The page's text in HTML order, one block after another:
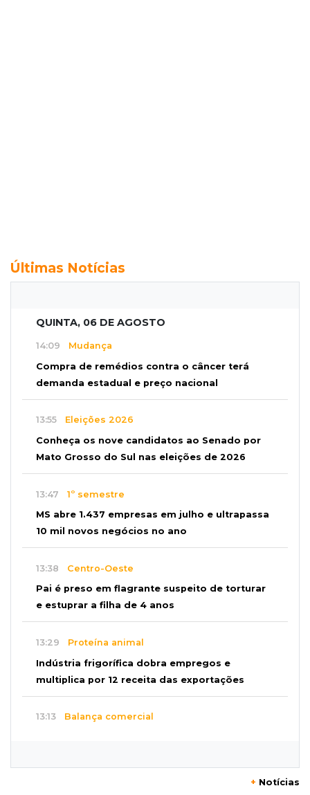
Últimas Notícias
QUINTA, 06 DE AGOSTO
14:09 Mudança
Compra de remédios contra o câncer terá
demanda estadual e preço nacional
13:55 Eleições 2026
Conheça os nove candidatos ao Senado por
Mato Grosso do Sul nas eleições de 2026
13:47 1º semestre
MS abre 1.437 empresas em julho e ultrapassa
10 mil novos negócios no ano
13:38 Centro-Oeste
Pai é preso em flagrante suspeito de torturar
e estuprar a filha de 4 anos
13:29 Proteína animal
Indústria frigorífica dobra empregos e
multiplica por 12 receita das exportações
13:13 Balança comercial
+ Notícias